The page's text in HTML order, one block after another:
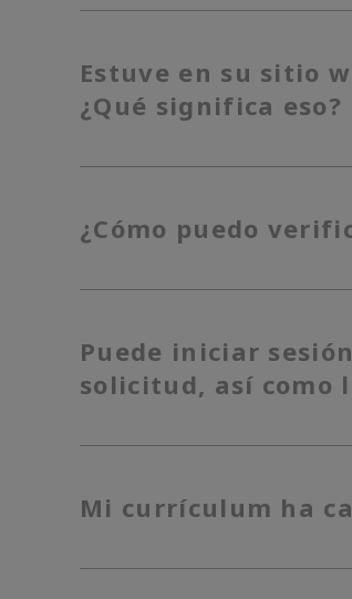
Estuve en su sitio
¿Qué significa eso?
¿Cómo puedo
Puede iniciar
solicitud, así como
Mi currículum ha